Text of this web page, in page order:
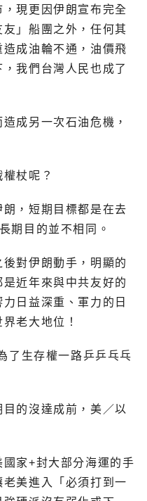
現更因伊朗宣布完全
」船團之外，任何其
成油輪不通，油價飛
我們台灣人民也成了
成另一次石油危機，
杖呢？
，短期目標都是在去
期目的並不相同。
對伊朗動手，明顯的
是近年來與中共友好的
日益深重、軍力的日
老大地位！
了生存權一路乒乒乓乓
的沒達成前，美／以
家+封大部分海運的手
美進入「必須打到一